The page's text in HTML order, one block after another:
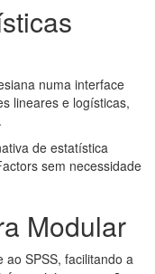
numa interface
lineares e logísticas,
de estatística
sem necessidade
Modular
SPSS, facilitando a